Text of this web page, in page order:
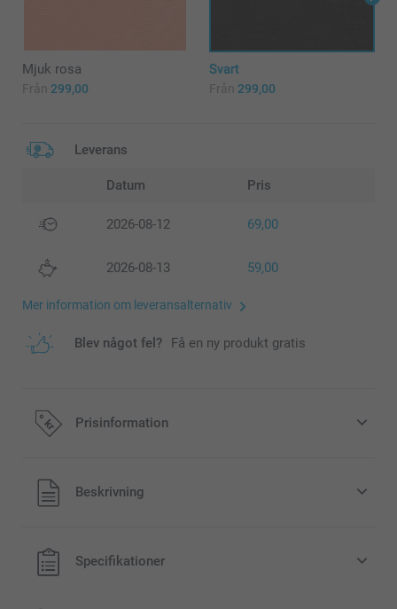
Mjuk rosa
Från 299,00
Svart
Från 299,00
Leverans
Datum Pris
2026-08-12 69,00
2026-08-13 59,00
Mer information om leveransalternativ
Blev något fel? Få en ny produkt gratis
Prisinformation
Alla priser är i svenska kronor (SEK), inklusive moms och
exklusive porto.
Beskrivning
Specifikationer